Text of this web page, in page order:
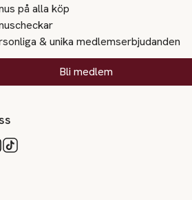
på alla köp
& unika medlemserbjudanden
Bli medlem